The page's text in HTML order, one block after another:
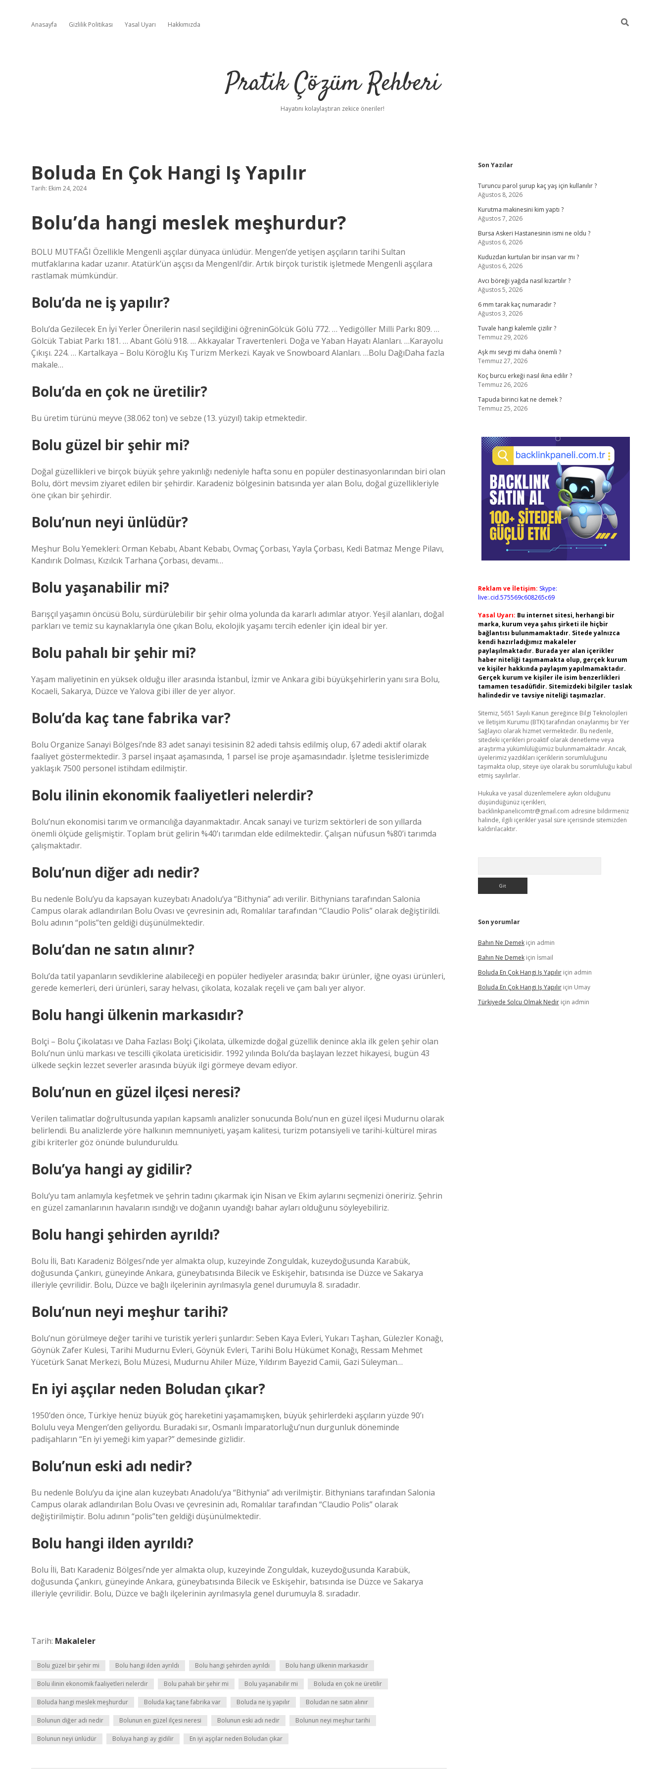
Anasayfa Gizlilik Politikası Yasal Uyarı Hakkımızda
Pratik Çözüm Rehberi
Hayatını kolaylaştıran zekice öneriler!
Boluda En Çok Hangi Iş Yapılır
Tarih: Ekim 24, 2024
Bolu’da hangi meslek meşhurdur?
BOLU MUTFAĞI Özellikle Mengenli aşçılar dünyaca ünlüdür. Mengen’de yetişen aşçıların tarihi Sultan
mutfaklarına kadar uzanır. Atatürk’ün aşçısı da Mengenli’dir. Artık birçok turistik işletmede Mengenli aşçılara
rastlamak mümkündür.
Bolu’da ne iş yapılır?
Bolu’da Gezilecek En İyi Yerler Önerilerin nasıl seçildiğini öğreninGölcük Gölü 772. … Yedigöller Milli Parkı 809. …
Gölcük Tabiat Parkı 181. … Abant Gölü 918. … Akkayalar Travertenleri. Doğa ve Yaban Hayatı Alanları. …Karayolu
Çıkışı. 224. … Kartalkaya – Bolu Köroğlu Kış Turizm Merkezi. Kayak ve Snowboard Alanları. …Bolu DağıDaha fazla
makale…
Bolu’da en çok ne üretilir?
Bu üretim türünü meyve (38.062 ton) ve sebze (13. yüzyıl) takip etmektedir.
Bolu güzel bir şehir mi?
Doğal güzellikleri ve birçok büyük şehre yakınlığı nedeniyle hafta sonu en popüler destinasyonlarından biri olan
Bolu, dört mevsim ziyaret edilen bir şehirdir. Karadeniz bölgesinin batısında yer alan Bolu, doğal güzellikleriyle
öne çıkan bir şehirdir.
Bolu’nun neyi ünlüdür?
Meşhur Bolu Yemekleri: Orman Kebabı, Abant Kebabı, Ovmaç Çorbası, Yayla Çorbası, Kedi Batmaz Menge Pilavı,
Kandırık Dolması, Kızılcık Tarhana Çorbası, devamı…
Bolu yaşanabilir mi?
Barışçıl yaşamın öncüsü Bolu, sürdürülebilir bir şehir olma yolunda da kararlı adımlar atıyor. Yeşil alanları, doğal
parkları ve temiz su kaynaklarıyla öne çıkan Bolu, ekolojik yaşamı tercih edenler için ideal bir yer.
Bolu pahalı bir şehir mi?
Yaşam maliyetinin en yüksek olduğu iller arasında İstanbul, İzmir ve Ankara gibi büyükşehirlerin yanı sıra Bolu,
Kocaeli, Sakarya, Düzce ve Yalova gibi iller de yer alıyor.
Bolu’da kaç tane fabrika var?
Bolu Organize Sanayi Bölgesi’nde 83 adet sanayi tesisinin 82 adedi tahsis edilmiş olup, 67 adedi aktif olarak
faaliyet göstermektedir. 3 parsel inşaat aşamasında, 1 parsel ise proje aşamasındadır. İşletme tesislerimizde
yaklaşık 7500 personel istihdam edilmiştir.
Bolu ilinin ekonomik faaliyetleri nelerdir?
Bolu’nun ekonomisi tarım ve ormancılığa dayanmaktadır. Ancak sanayi ve turizm sektörleri de son yıllarda
önemli ölçüde gelişmiştir. Toplam brüt gelirin %40’ı tarımdan elde edilmektedir. Çalışan nüfusun %80’i tarımda
çalışmaktadır.
Bolu’nun diğer adı nedir?
Bu nedenle Bolu’yu da kapsayan kuzeybatı Anadolu’ya “Bithynia” adı verilir. Bithynians tarafından Salonia
Campus olarak adlandırılan Bolu Ovası ve çevresinin adı, Romalılar tarafından “Claudio Polis” olarak değiştirildi.
Bolu adının “polis”ten geldiği düşünülmektedir.
Bolu’dan ne satın alınır?
Bolu’da tatil yapanların sevdiklerine alabileceği en popüler hediyeler arasında; bakır ürünler, iğne oyası ürünleri,
gerede kemerleri, deri ürünleri, saray helvası, çikolata, kozalak reçeli ve çam balı yer alıyor.
Bolu hangi ülkenin markasıdır?
Bolçi – Bolu Çikolatası ve Daha Fazlası Bolçi Çikolata, ülkemizde doğal güzellik denince akla ilk gelen şehir olan
Bolu’nun ünlü markası ve tescilli çikolata üreticisidir. 1992 yılında Bolu’da başlayan lezzet hikayesi, bugün 43
ülkede seçkin lezzet severler arasında büyük ilgi görmeye devam ediyor.
Bolu’nun en güzel ilçesi neresi?
Verilen talimatlar doğrultusunda yapılan kapsamlı analizler sonucunda Bolu’nun en güzel ilçesi Mudurnu olarak
belirlendi. Bu analizlerde yöre halkının memnuniyeti, yaşam kalitesi, turizm potansiyeli ve tarihi-kültürel miras
gibi kriterler göz önünde bulunduruldu.
Bolu’ya hangi ay gidilir?
Bolu’yu tam anlamıyla keşfetmek ve şehrin tadını çıkarmak için Nisan ve Ekim aylarını seçmenizi öneririz. Şehrin
en güzel zamanlarının havaların ısındığı ve doğanın uyandığı bahar ayları olduğunu söyleyebiliriz.
Bolu hangi şehirden ayrıldı?
Bolu İli, Batı Karadeniz Bölgesi’nde yer almakta olup, kuzeyinde Zonguldak, kuzeydoğusunda Karabük,
doğusunda Çankırı, güneyinde Ankara, güneybatısında Bilecik ve Eskişehir, batısında ise Düzce ve Sakarya
illeriyle çevrilidir. Bolu, Düzce ve bağlı ilçelerinin ayrılmasıyla genel durumuyla 8. sıradadır.
Bolu’nun neyi meşhur tarihi?
Bolu’nun görülmeye değer tarihi ve turistik yerleri şunlardır: Seben Kaya Evleri, Yukarı Taşhan, Gülezler Konağı,
Göynük Zafer Kulesi, Tarihi Mudurnu Evleri, Göynük Evleri, Tarihi Bolu Hükümet Konağı, Ressam Mehmet
Yücetürk Sanat Merkezi, Bolu Müzesi, Mudurnu Ahiler Müze, Yıldırım Bayezid Camii, Gazi Süleyman…
En iyi aşçılar neden Boludan çıkar?
1950’den önce, Türkiye henüz büyük göç hareketini yaşamamışken, büyük şehirlerdeki aşçıların yüzde 90’ı
Bolulu veya Mengen’den geliyordu. Buradaki sır, Osmanlı İmparatorluğu’nun durgunluk döneminde
padişahların “En iyi yemeği kim yapar?” demesinde gizlidir.
Bolu’nun eski adı nedir?
Bu nedenle Bolu’yu da içine alan kuzeybatı Anadolu’ya “Bithynia” adı verilmiştir. Bithynians tarafından Salonia
Campus olarak adlandırılan Bolu Ovası ve çevresinin adı, Romalılar tarafından “Claudio Polis” olarak
değiştirilmiştir. Bolu adının “polis”ten geldiği düşünülmektedir.
Bolu hangi ilden ayrıldı?
Bolu İli, Batı Karadeniz Bölgesi’nde yer almakta olup, kuzeyinde Zonguldak, kuzeydoğusunda Karabük,
doğusunda Çankırı, güneyinde Ankara, güneybatısında Bilecik ve Eskişehir, batısında ise Düzce ve Sakarya
illeriyle çevrilidir. Bolu, Düzce ve bağlı ilçelerinin ayrılmasıyla genel durumuyla 8. sıradadır.
Tarih: Makaleler
Bolu güzel bir şehir mi Bolu hangi ilden ayrıldı Bolu hangi şehirden ayrıldı Bolu hangi ülkenin markasıdır
Bolu ilinin ekonomik faaliyetleri nelerdir Bolu pahalı bir şehir mi Bolu yaşanabilir mi Boluda en çok ne üretilir
Boluda hangi meslek meşhurdur Boluda kaç tane fabrika var Boluda ne iş yapılır Boludan ne satın alınır
Bolunun diğer adı nedir Bolunun en güzel ilçesi neresi Bolunun eski adı nedir Bolunun neyi meşhur tarihi
Bolunun neyi ünlüdür Boluya hangi ay gidilir En iyi aşçılar neden Boludan çıkar
Sidebar
Son Yazılar
Turuncu parol şurup kaç yaş için kullanılır ?
Ağustos 8, 2026
Kurutma makinesini kim yaptı ?
Ağustos 7, 2026
Bursa Askeri Hastanesinin ismi ne oldu ?
Ağustos 6, 2026
Kuduzdan kurtulan bir insan var mı ?
Ağustos 6, 2026
Avcı böreği yağda nasıl kızartılır ?
Ağustos 5, 2026
6 mm tarak kaç numaradır ?
Ağustos 3, 2026
Tuvale hangi kalemle çizilir ?
Temmuz 29, 2026
Aşk mı sevgi mi daha önemli ?
Temmuz 27, 2026
Koç burcu erkeği nasıl ikna edilir ?
Temmuz 26, 2026
Tapuda birinci kat ne demek ?
Temmuz 25, 2026
Reklam ve İletişim: Skype:
live:.cid.575569c608265c69
Yasal Uyarı: Bu internet sitesi, herhangi bir
marka, kurum veya şahıs şirketi ile hiçbir
bağlantısı bulunmamaktadır. Sitede yalnızca
kendi hazırladığımız makaleler
paylaşılmaktadır. Burada yer alan içerikler
haber niteliği taşımamakta olup, gerçek kurum
ve kişiler hakkında paylaşım yapılmamaktadır.
Gerçek kurum ve kişiler ile isim benzerlikleri
tamamen tesadüfidir. Sitemizdeki bilgiler taslak
halindedir ve tavsiye niteliği taşımazlar.
Sitemiz, 5651 Sayılı Kanun gereğince Bilgi Teknolojileri
ve İletişim Kurumu (BTK) tarafından onaylanmış bir Yer
Sağlayıcı olarak hizmet vermektedir. Bu nedenle,
sitedeki içerikleri proaktif olarak denetleme veya
araştırma yükümlülüğümüz bulunmamaktadır. Ancak,
üyelerimiz yazdıkları içeriklerin sorumluluğunu
taşımakta olup, siteye üye olarak bu sorumluluğu kabul
etmiş sayılırlar.
Hukuka ve yasal düzenlemelere aykırı olduğunu
düşündüğünüz içerikleri,
backlinkpanelicomtr@gmail.com adresine bildirmeniz
halinde, ilgili içerikler yasal süre içerisinde sitemizden
kaldırılacaktır.
Son yorumlar
Bahın Ne Demekiçin admin
Bahın Ne Demekiçin İsmail
Boluda En Çok Hangi Iş Yapılıriçin admin
Boluda En Çok Hangi Iş Yapılıriçin Umay
Türkiyede Solcu Olmak Nediriçin admin